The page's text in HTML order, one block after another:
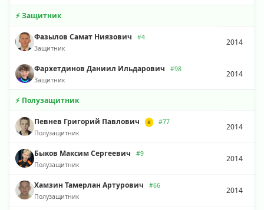
⚡ Защитник
Фазылов Самат Ниязович
#4
Защитник
2014
Фархетдинов Даниил Ильдарович
#98
Защитник
2014
⚡ Полузащитник
Певнев Григорий Павлович К
#77
Полузащитник
2014
Быков Максим Сергеевич
#9
Полузащитник
2014
Хамзин Тамерлан Артурович
#66
Полузащитник
2014